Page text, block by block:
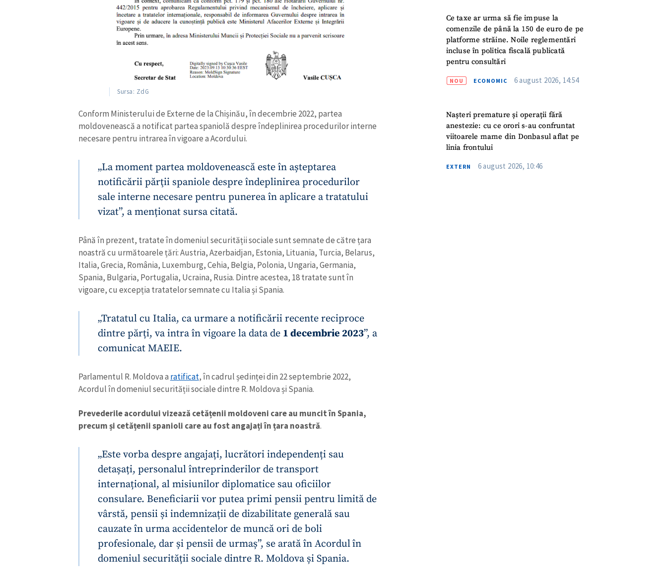
Sursa: ZdG
Conform Ministerului de Externe de la Chișinău, în decembrie 2022, partea
moldovenească a notificat partea spaniolă despre îndeplinirea procedurilor interne
necesare pentru intrarea în vigoare a Acordului.
„La moment partea moldovenească este în așteptarea
notificării părţii spaniole despre îndeplinirea procedurilor
sale interne necesare pentru punerea în aplicare a tratatului
vizat”, a menționat sursa citată.
Până în prezent, tratate în domeniul securității sociale sunt semnate de către țara
noastră cu următoarele țări: Austria, Azerbaidjan, Estonia, Lituania, Turcia, Belarus,
Italia, Grecia, România, Luxemburg, Cehia, Belgia, Polonia, Ungaria, Germania,
Spania, Bulgaria, Portugalia, Ucraina, Rusia. Dintre acestea, 18 tratate sunt în
vigoare, cu excepția tratatelor semnate cu Italia și Spania.
„Tratatul cu Italia, ca urmare a notificării recente reciproce
dintre părți, va intra în vigoare la data de 1 decembrie 2023”, a
comunicat MAEIE.
Parlamentul R. Moldova a ratificat, în cadrul ședinței din 22 septembrie 2022,
Acordul în domeniul securității sociale dintre R. Moldova și Spania.
Prevederile acordului vizează cetățenii moldoveni care au muncit în Spania,
precum și cetățenii spanioli care au fost angajați în țara noastră.
„Este vorba despre angajați, lucrători independenți sau
detașați, personalul întreprinderilor de transport
internațional, al misiunilor diplomatice sau oficiilor
consulare. Beneficiarii vor putea primi pensii pentru limită de
vârstă, pensii și indemnizații de dizabilitate generală sau
cauzate în urma accidentelor de muncă ori de boli
profesionale, dar și pensii de urmaș”, se arată în Acordulîn
domeniul securității sociale dintre R. Moldova și Spania.
Ce taxe ar urma să fie impuse la
comenzile de până la 150 de euro de pe
platforme străine. Noile reglementări
incluse în politica fiscală publicată
pentru consultări
NOU ECONOMIC 6 august 2026, 14:54
Nașteri premature și operații fără
anestezie: cu ce orori s-au confruntat
viitoarele mame din Donbasul aflat pe
linia frontului
EXTERN 6 august 2026, 10:46